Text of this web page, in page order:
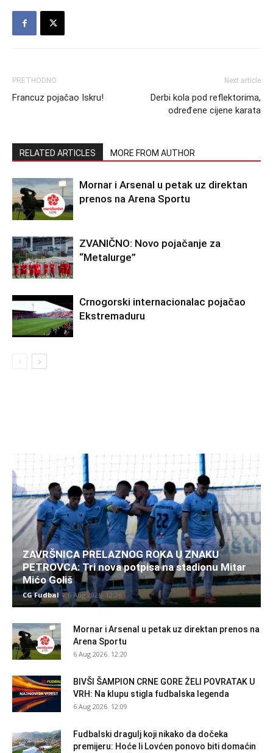
PRETHODNO
Francuz pojačao Iskru!
Next article
Derbi kola pod reflektorima,
određene cijene karata
RELATED ARTICLES MORE FROM AUTHOR
Mornar i Arsenal u petak uz direktan
prenos na Arena Sportu
ZVANIČNO: Novo pojačanje za
“Metalurge”
Crnogorski internacionalac pojačao
Ekstremaduru
ZAVRŠNICA PRELAZNOG ROKA U ZNAKU
PETROVCA: Tri nova potpisa na stadionu Mitar
Mićo Goliš
CG Fudbal - 6 Aug 2026. 12:26
Mornar i Arsenal u petak uz direktan prenos na
Arena Sportu
6 Aug 2026. 12:20
BIVŠI ŠAMPION CRNE GORE ŽELI POVRATAK U
VRH: Na klupu stigla fudbalska legenda
6 Aug 2026. 12:09
Fudbalski dragulj koji nikako da dočeka
premijeru: Hoće li Lovćen ponovo biti domaćin